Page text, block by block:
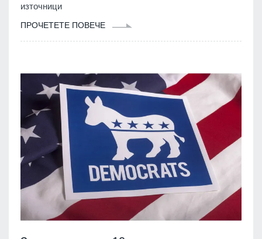
източници
ПРОЧЕТЕТЕ ПОВЕЧЕ